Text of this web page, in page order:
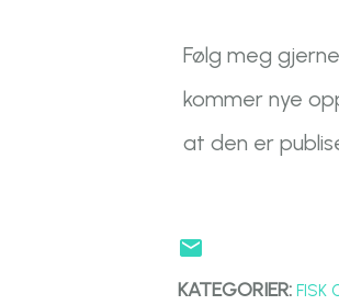
Følg meg
kommer nye
at den er
KATEGORIER: FISK